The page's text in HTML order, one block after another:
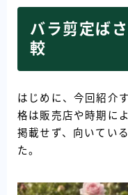
バラ剪定ば
較
はじめに、今回紹介
格は販売店や時期に
掲載せず、向いてい
た。